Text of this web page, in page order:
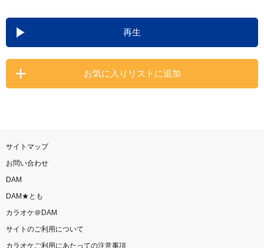
DAMの新曲・ランキングなど
カラオケ最新情報をチェック！
再生
お気に入りリストに追加
サイトマップ
お問い合わせ
DAM
DAM★とも
カラオケ＠DAM
サイトのご利用について
カラオケご利用にあたっての注意事項